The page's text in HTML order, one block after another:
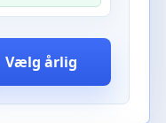
Vælg årlig